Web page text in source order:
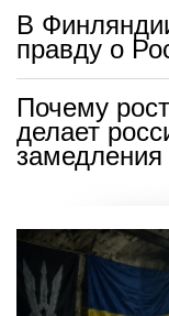
В
правду о
Почему
делает
замедления